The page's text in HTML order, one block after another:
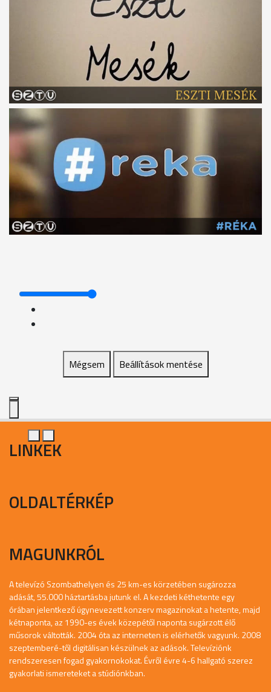
Mégsem Beállítások mentése
LINKEK
OLDALTÉRKÉP
MAGUNKRÓL
A televízó Szombathelyen és 25 km-es körzetében sugározza
adását, 55.000 háztartásba jutunk el. A kezdeti kéthetente egy
órában jelentkező úgynevezett konzerv magazinokat a hetente, majd
kétnaponta, az 1990-es évek közepétől naponta sugárzott élő
műsorok váltották. 2004 óta az interneten is elérhetők vagyunk. 2008
szeptemberé-től digitálisan készülnek az adások. Televíziónk
rendszeresen fogad gyakornokokat. Évről évre 4-6 hallgató szerez
gyakorlati ismereteket a stúdiónkban.